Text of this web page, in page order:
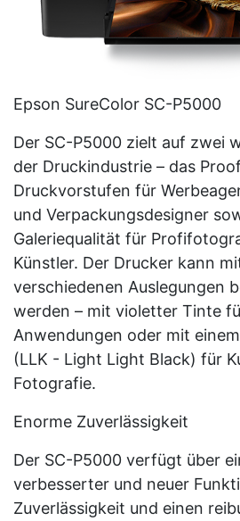
Epson SureColor SC-P5000
Der SC-P5000 zielt auf zwei
der Druckindustrie – das
Druckvorstufen für
und Verpackungsdesigner
Galeriequalität für
Künstler. Der Drucker kann
verschiedenen Auslegungen
werden – mit violetter Tinte
Anwendungen oder mit
(LLK - Light Light Black) für
Fotografie.
Enorme Zuverlässigkeit
Der SC-P5000 verfügt über
verbesserter und neuer
Zuverlässigkeit und einen